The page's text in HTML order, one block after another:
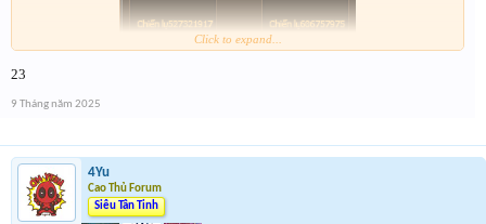
Click to expand...
23
9 Tháng năm 2025
4Yu
Cao Thủ Forum
Siêu Tân Tinh